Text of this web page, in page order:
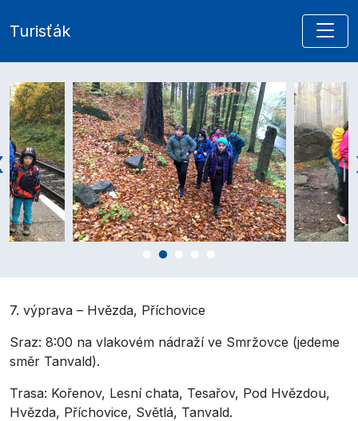
Turisťák
7. výprava – Hvězda, Příchovice
Sraz: 8:00 na vlakovém nádraží ve Smržovce (jedeme
směr Tanvald).
Trasa: Kořenov, Lesní chata, Tesařov, Pod Hvězdou,
Hvězda, Příchovice, Světlá, Tanvald.